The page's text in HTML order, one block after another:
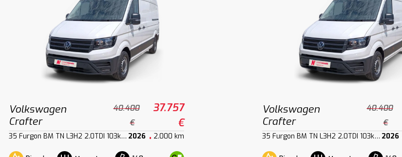
Volkswagen
Crafter
40.400
€
37.757
€
35 Furgon BM TN L3H2 2.0TDI 103kW140CV 2026 2.000 km
Volkswagen
Crafter
40.400
€
35 Furgon BM TN L3H2 2.0TDI 103kW140CV 2026